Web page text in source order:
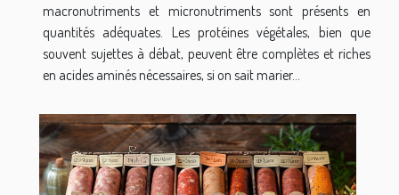
macronutriments et micronutriments sont présents en
quantités adéquates. Les protéines végétales, bien que
souvent sujettes à débat, peuvent être complètes et riches
en acides aminés nécessaires, si on sait marier...